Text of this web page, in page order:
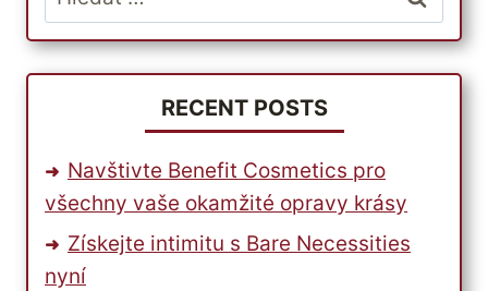
PARCELBOUND
SNADNÉ
JAKO
NIKDY
PŘEDTÍM
RECENT POSTS
Navštivte Benefit Cosmetics pro
všechny vaše okamžité opravy krásy
Získejte intimitu s Bare Necessities
nyní